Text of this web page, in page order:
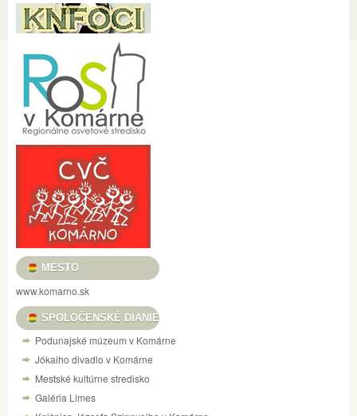
MESTO
www.komarno.sk
SPOLOČENSKÉ DIANIE
Podunajské múzeum v Komárne
Jókaiho divadlo v Komárne
Mestské kultúrne stredisko
Galéria Limes